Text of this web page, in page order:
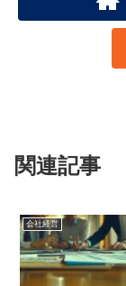
関連記事
会社経営